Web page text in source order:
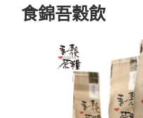
食錦吾穀飲